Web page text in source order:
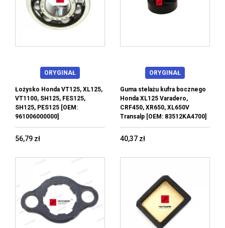
ORYGINAŁ
Łożysko Honda VT125, XL125,
VT1100, SH125, FES125,
SH125, PES125 [OEM:
961006000000]
56,79 zł
ORYGINAŁ
Guma stelażu kufra bocznego
Honda XL125 Varadero,
CRF450, XR650, XL650V
Transalp [OEM: 83512KA4700]
40,37 zł